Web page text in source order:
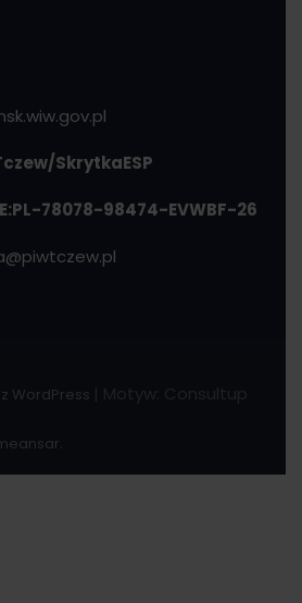
SkrytkaESP
78078-98474-EVWBF-26
WordPress